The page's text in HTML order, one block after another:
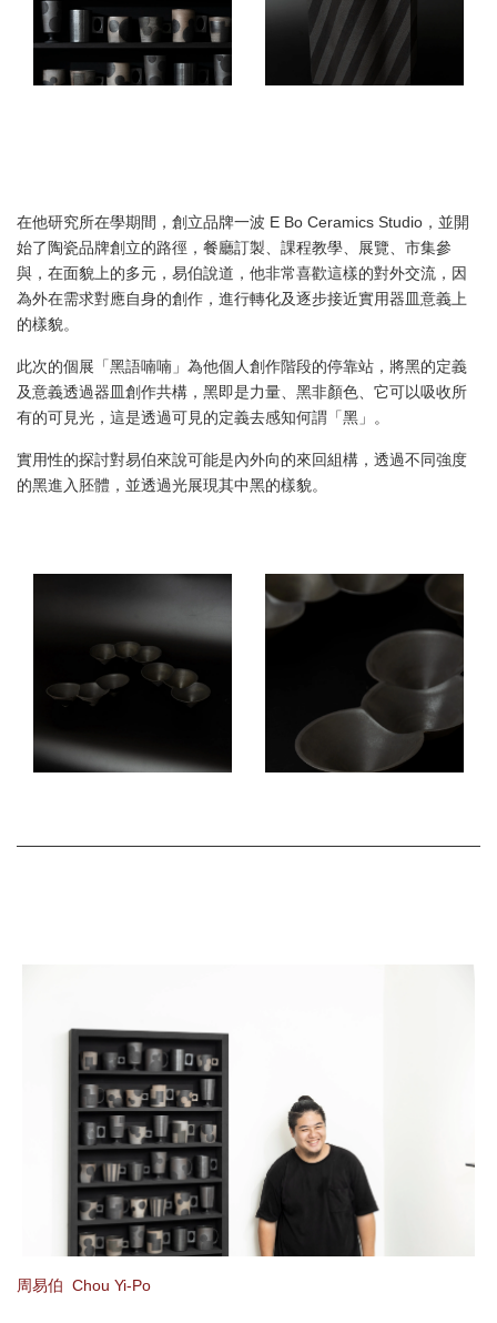
在他研究所在學期間，創立品牌一波 E Bo Ceramics Studio，並開
始了陶瓷品牌創立的路徑，餐廳訂製、課程教學、展覽、市集參
與，在面貌上的多元，易伯說道，他非常喜歡這樣的對外交流，因
為外在需求對應自身的創作，進行轉化及逐步接近實用器皿意義上
的樣貌。
此次的個展「黑語喃喃」為他個人創作階段的停靠站，將黑的定義
及意義透過器皿創作共構，黑即是力量、黑非顏色、它可以吸收所
有的可見光，這是透過可見的定義去感知何謂「黑」。
實用性的探討對易伯來說可能是內外向的來回組構，透過不同強度
的黑進入胚體，並透過光展現其中黑的樣貌。
周易伯 Chou Yi-Po